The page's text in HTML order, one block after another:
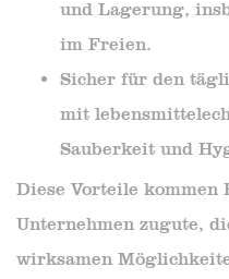
und Lagerung,
im Freien.
Sicher für den
mit
Sauberkeit und
Diese Vorteile kommen
Unternehmen zugute,
wirksamen